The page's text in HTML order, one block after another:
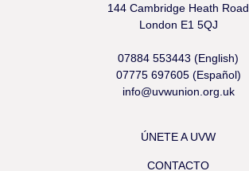
144 Cambridge Heath Road
London E1 5QJ
07884 553443 (English)
07775 697605 (Español)
info@uvwunion.org.uk
ÚNETE A UVW
CONTACTO